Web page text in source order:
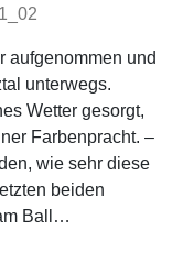
aufgenommen und
unterwegs.
Wetter gesorgt,
Farbenpracht. –
wie sehr diese
beiden
Ball…